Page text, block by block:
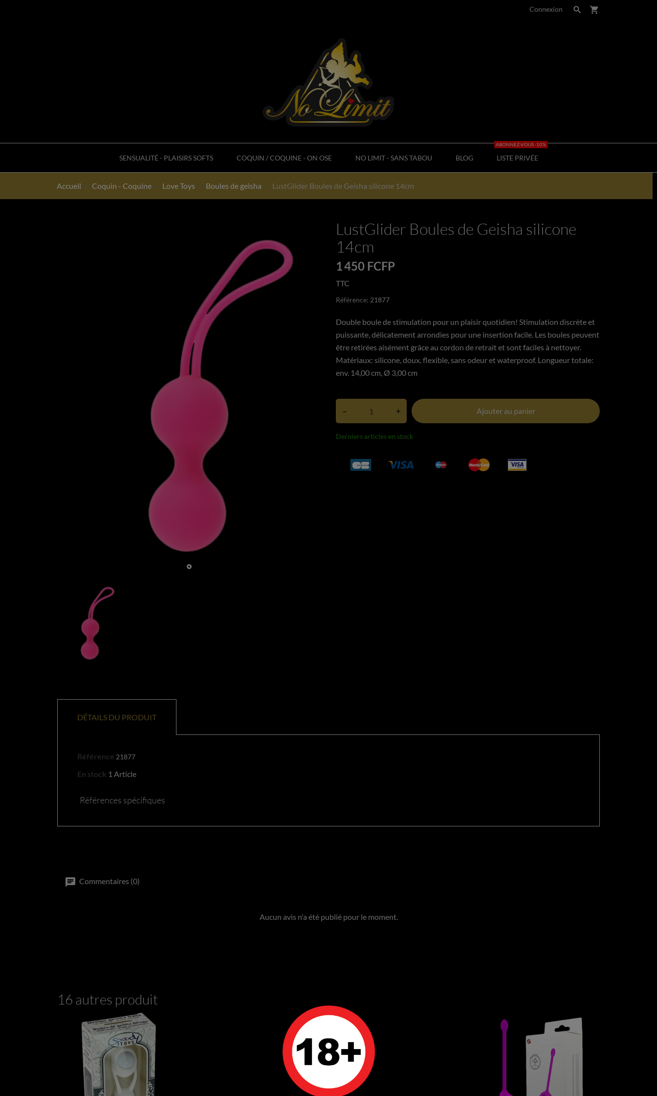
Connexion  shopping_cart
SENSUALITÉ - PLAISIRS SOFTS COQUIN / COQUINE - ON OSE NO LIMIT - SANS TABOU BLOG LISTE PRIVÉE
ABONNEZ-VOUS -10%
Accueil Coquin - Coquine Love Toys Boules de geisha LustGlider Boules de Geisha silicone 14cm
LustGlider Boules de Geisha silicone
14cm
1 450 FCFP
TTC
Référence: 21877
Double boule de stimulation pour un plaisir quotidien! Stimulation discrète et
puissante, délicatement arrondies pour une insertion facile. Les boules peuvent
être retirées aisément grâce au cordon de retrait et sont faciles à nettoyer.
Matériaux: silicone, doux, flexible, sans odeur et waterproof. Longueur totale:
env. 14,00 cm, Ø 3,00 cm
– + Ajouter au panier
Derniers articles en stock
DÉTAILS DU PRODUIT
Référence 21877
En stock 1 Article
Références spécifiques
Commentaires (0)
Aucun avis n'a été publié pour le moment.
16 autres produits dans la même catégorie :